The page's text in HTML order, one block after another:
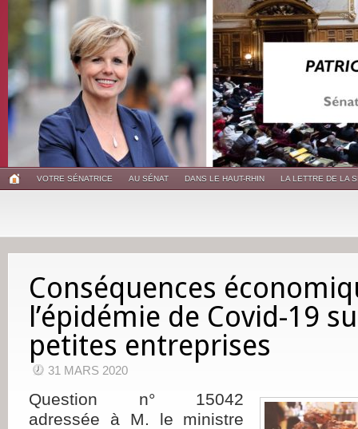
VOTRE SÉNATRICE AU SÉNAT DANS LE HAUT-RHIN LA LETTRE DE LA
Conséquences
l’épidémie de Covid-19
petites entreprises
31 MARS 2020
Question n° 15042
adressée à M. le ministre